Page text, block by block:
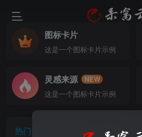
图标卡片
这是一个图标卡片示例
灵感来源
NEW
这是一个图标卡片示例
热门推荐 最近更新 猜你喜欢